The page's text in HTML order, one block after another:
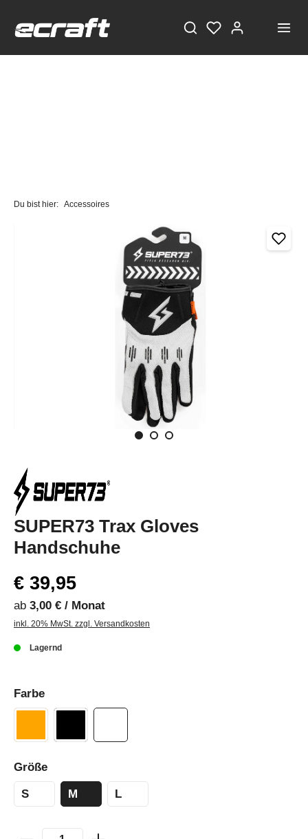
Du bist hier: Accessoires
SUPER73 Trax Gloves
Handschuhe
€ 39,95
ab 3,00 € / Monat
inkl. 20% MwSt. zzgl. Versandkosten
Lagernd
Farbe
Größe
S M L